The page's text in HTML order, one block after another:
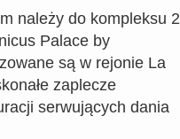
należy do kompleksu 2
Palace by
są w rejonie La
zaplecze
serwujących dania